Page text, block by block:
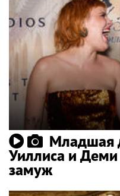
Младшая
Уиллиса и
замуж